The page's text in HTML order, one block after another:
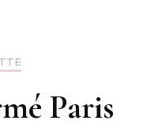
Paris